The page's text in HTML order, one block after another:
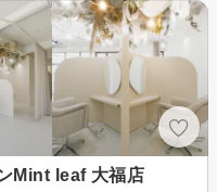
Mint leaf 大福店